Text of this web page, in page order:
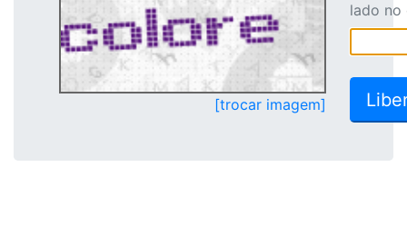
[trocar imagem]
lado no